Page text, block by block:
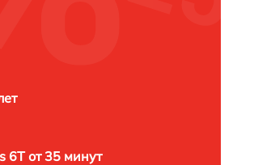
6T от 35 минут